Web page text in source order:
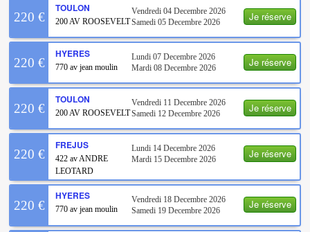
Je réserve
220 €
TOULON
200 AV ROOSEVELT
Vendredi 04 Decembre 2026
Samedi 05 Decembre 2026
Je réserve
220 €
HYERES
770 av jean moulin
Lundi 07 Decembre 2026
Mardi 08 Decembre 2026
Je réserve
220 €
TOULON
200 AV ROOSEVELT
Vendredi 11 Decembre 2026
Samedi 12 Decembre 2026
Je réserve
220 €
FREJUS
422 av ANDRE
LEOTARD
Lundi 14 Decembre 2026
Mardi 15 Decembre 2026
Je réserve
220 €
HYERES
770 av jean moulin
Vendredi 18 Decembre 2026
Samedi 19 Decembre 2026